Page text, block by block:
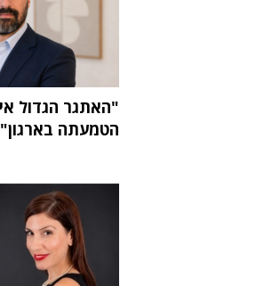
הטמעתה בארגון"